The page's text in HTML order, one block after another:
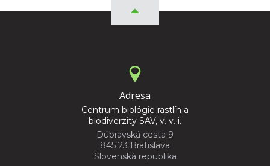
Adresa
Centrum biológie rastlín a
biodiverzity SAV, v. v. i.
Dúbravská cesta 9
845 23 Bratislava
Slovenská republika